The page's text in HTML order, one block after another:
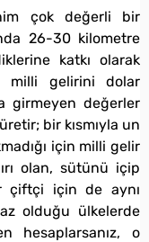
çok değerli bir
26-30 kilometre
katkı olarak
milli gelirini dolar
girmeyen değerler
bir kısmıyla un
için milli gelir
olan, sütünü içip
çiftçi için de aynı
olduğu ülkelerde
hesaplarsanız, o